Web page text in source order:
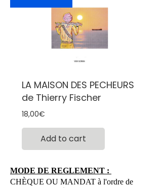
LA MAISON DES PECHEURS
de Thierry Fischer
18,00€
Add to cart
MODE DE REGLEMENT :
CHÈQUE OU MANDAT à l'ordre de